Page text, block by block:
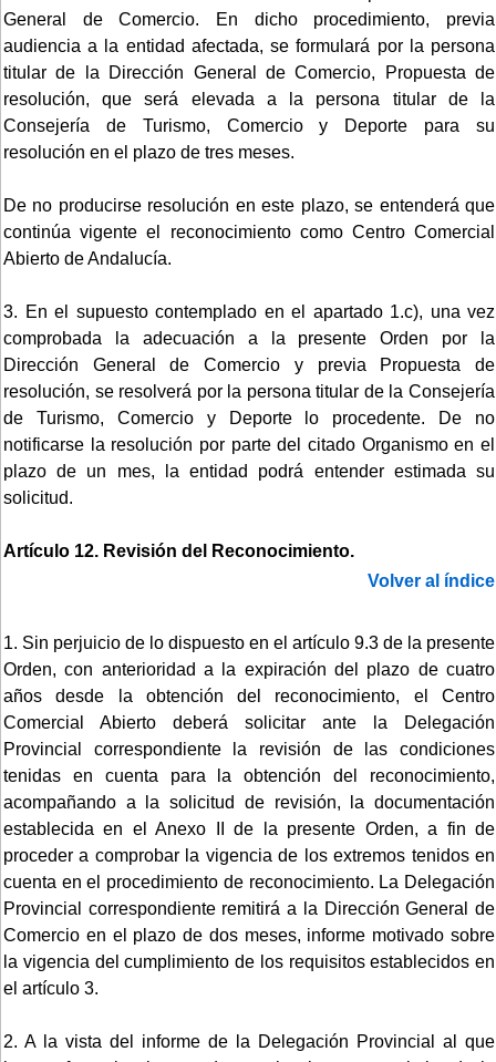
General de Comercio. En dicho procedimiento, previa
audiencia a la entidad afectada, se formulará por la persona
titular de la Dirección General de Comercio, Propuesta de
resolución, que será elevada a la persona titular de la
Consejería de Turismo, Comercio y Deporte para su
resolución en el plazo de tres meses.
De no producirse resolución en este plazo, se entenderá que
continúa vigente el reconocimiento como Centro Comercial
Abierto de Andalucía.
3. En el supuesto contemplado en el apartado 1.c), una vez
comprobada la adecuación a la presente Orden por la
Dirección General de Comercio y previa Propuesta de
resolución, se resolverá por la persona titular de la Consejería
de Turismo, Comercio y Deporte lo procedente. De no
notificarse la resolución por parte del citado Organismo en el
plazo de un mes, la entidad podrá entender estimada su
solicitud.
Artículo 12. Revisión del Reconocimiento.
Volver al índice
1. Sin perjuicio de lo dispuesto en el artículo 9.3 de la presente
Orden, con anterioridad a la expiración del plazo de cuatro
años desde la obtención del reconocimiento, el Centro
Comercial Abierto deberá solicitar ante la Delegación
Provincial correspondiente la revisión de las condiciones
tenidas en cuenta para la obtención del reconocimiento,
acompañando a la solicitud de revisión, la documentación
establecida en el Anexo II de la presente Orden, a fin de
proceder a comprobar la vigencia de los extremos tenidos en
cuenta en el procedimiento de reconocimiento. La Delegación
Provincial correspondiente remitirá a la Dirección General de
Comercio en el plazo de dos meses, informe motivado sobre
la vigencia del cumplimiento de los requisitos establecidos en
el artículo 3.
2. A la vista del informe de la Delegación Provincial al que